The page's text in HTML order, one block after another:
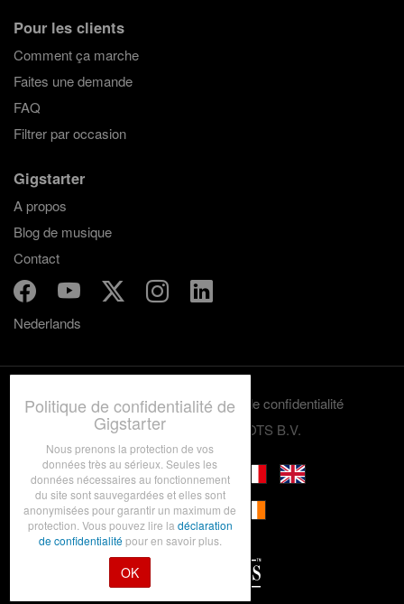
Pour les clients
Comment ça marche
Faites une demande
FAQ
Filtrer par occasion
Gigstarter
A propos
Blog de musique
Contact
Nederlands
Termes et conditions
Politique de confidentialité
© 2012-2026 GRASSROOTS B.V.
Politique de confidentialité de
Gigstarter
Nous prenons la protection de vos
données très au sérieux. Seules les
données nécessaires au fonctionnement
du site sont sauvegardées et elles sont
anonymisées pour garantir un maximum de
protection. Vous pouvez lire la déclaration
de confidentialitépour en savoir plus.
OK